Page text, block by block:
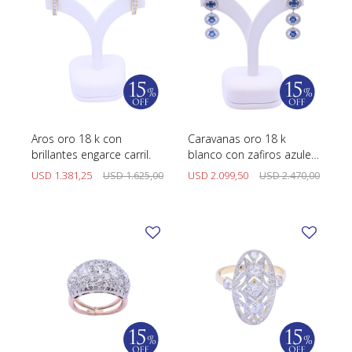
Aros oro 18 k con
brillantes engarce carril.
USD 1.381,25 USD1.625,00
Caravanas oro 18 k
blanco con zafiros azules
oval y brillantes.
USD 2.099,50 USD2.470,00